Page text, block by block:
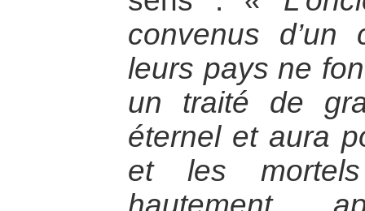
convenus d’un
leurs pays ne
un traité de
éternel et aura
et les